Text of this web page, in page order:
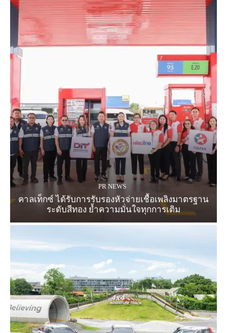
PR NEWS
คาลเท็กซ์ ได้รับการรับรองหัวจ่ายเชื้อเพลิงมาตรฐาน
ระดับสีทอง ย้ำความมั่นใจทุกการเติม